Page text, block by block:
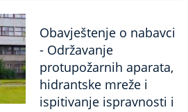
Obavještenje o nabavci
- Održavanje
protupožarnih aparata,
hidrantske mreže i
ispitivanje ispravnosti i